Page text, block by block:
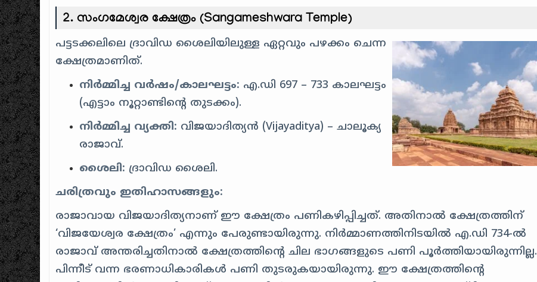
2.സംഗമേശ്വര ക്ഷേത്രം (Sangameshwara Temple)
പട്ടടക്കലിലെ ദ്രാവിഡ ശൈലിയിലുള്ള ഏറ്റവും പഴക്കം ചെന്ന
ക്ഷേത്രമാണിത്.
നിർമ്മിച്ച വർഷം/കാലഘട്ടം: എ.ഡി 697 – 733 കാലഘട്ടം
(എട്ടാം നൂറ്റാണ്ടിന്റെ തുടക്കം).
നിർമ്മിച്ച വ്യക്തി: വിജയാദിത്യൻ (Vijayaditya) – ചാലൂക്യ
രാജാവ്.
ശൈലി: ദ്രാവിഡ ശൈലി.
ചരിത്രവും ഇതിഹാസങ്ങളും:
രാജാവായ വിജയാദിത്യനാണ് ഈ ക്ഷേത്രം പണികഴിപ്പിച്ചത്. അതിനാൽ ക്ഷേത്രത്തിന്
‘വിജയേശ്വര ക്ഷേത്രം’ എന്നും പേരുണ്ടായിരുന്നു. നിർമ്മാണത്തിനിടയിൽ എ.ഡി 734-ൽ
രാജാവ് അന്തരിച്ചതിനാൽ ക്ഷേത്രത്തിന്റെ ചില ഭാഗങ്ങളുടെ പണി പൂർത്തിയായിരുന്നില്ല.
പിന്നീട് വന്ന ഭരണാധികാരികൾ പണി തുടരുകയായിരുന്നു. ഈ ക്ഷേത്രത്തിന്റെ